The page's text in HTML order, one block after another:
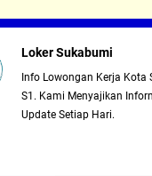
Loker Sukabumi
Info Lowongan Kerja Kota
S1. Kami Menyajikan
Update Setiap Hari.